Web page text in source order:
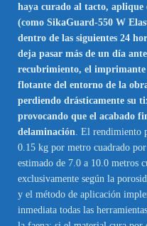
haya curado al tacto,
(como SikaGuard-550 W
dentro de las siguientes 24
deja pasar más de un día
recubrimiento, el imprimante
flotante del entorno de la
perdiendo drásticamente su
provocando que el acabado
delaminación . El rendimiento
0.15 kg por metro cuadrado
estimado de 7.0 a 10.0 metros
exclusivamente según la
y el método de aplicación
inmediata todas las